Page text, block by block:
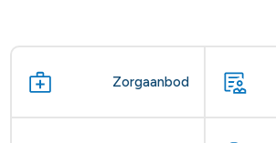
Zorgaanbod